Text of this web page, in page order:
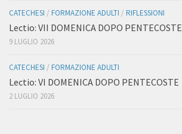
CATECHESI / FORMAZIONE ADULTI / RIFLESSIONI
Lectio: VII DOMENICA DOPO PENTECOSTE
9 LUGLIO 2026
CATECHESI / FORMAZIONE ADULTI
Lectio: VI DOMENICA DOPO PENTECOSTE
2 LUGLIO 2026